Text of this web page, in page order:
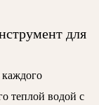
для
теплой водой с